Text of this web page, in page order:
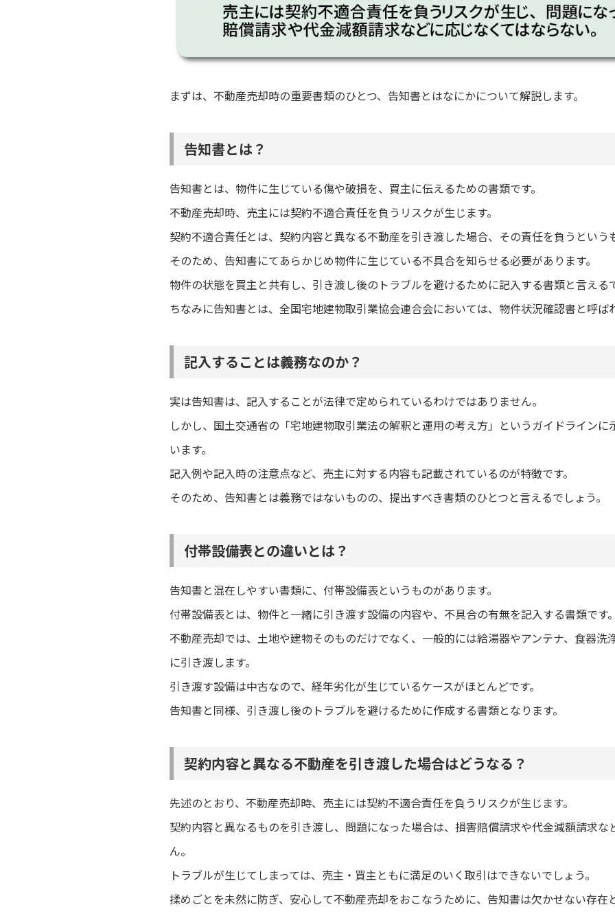
まずは、不動産売却時の重要書類のひとつ、告知書とはなにかについて解説します。
告知書とは？
告知書とは、物件に生じている傷や破損を、買主に伝えるための書類です。
不動産売却時、売主には契約不適合責任を負うリスクが生じます。
契約不適合責任とは、契約内容と異なる不動産を引き渡した場合、その責任を負うという
そのため、告知書にてあらかじめ物件に生じている不具合を知らせる必要があります。
物件の状態を買主と共有し、引き渡し後のトラブルを避けるために記入する書類と言える
ちなみに告知書とは、全国宅地建物取引業協会連合会においては、物件状況確認書と呼ば
記入することは義務なのか？
実は告知書は、記入することが法律で定められているわけではありません。
しかし、国土交通省の「宅地建物取引業法の解釈と運用の考え方」というガイドラインに
います。
記入例や記入時の注意点など、売主に対する内容も記載されているのが特徴です。
そのため、告知書とは義務ではないものの、提出すべき書類のひとつと言えるでしょう。
付帯設備表との違いとは？
告知書と混在しやすい書類に、付帯設備表というものがあります。
付帯設備表とは、物件と一緒に引き渡す設備の内容や、不具合の有無を記入する書類です
不動産売却では、土地や建物そのものだけでなく、一般的には給湯器やアンテナ、食器洗
に引き渡します。
引き渡す設備は中古なので、経年劣化が生じているケースがほとんどです。
告知書と同様、引き渡し後のトラブルを避けるために作成する書類となります。
契約内容と異なる不動産を引き渡した場合はどうなる？
先述のとおり、不動産売却時、売主には契約不適合責任を負うリスクが生じます。
契約内容と異なるものを引き渡し、問題になった場合は、損害賠償請求や代金減額請求な
ん。
トラブルが生じてしまっては、売主・買主ともに満足のいく取引はできないでしょう。
揉めごとを未然に防ぎ、安心して不動産売却をおこなうために、告知書は欠かせない存在